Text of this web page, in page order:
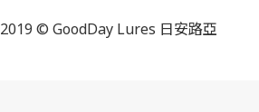
2019 © GoodDay Lures 日安路亞